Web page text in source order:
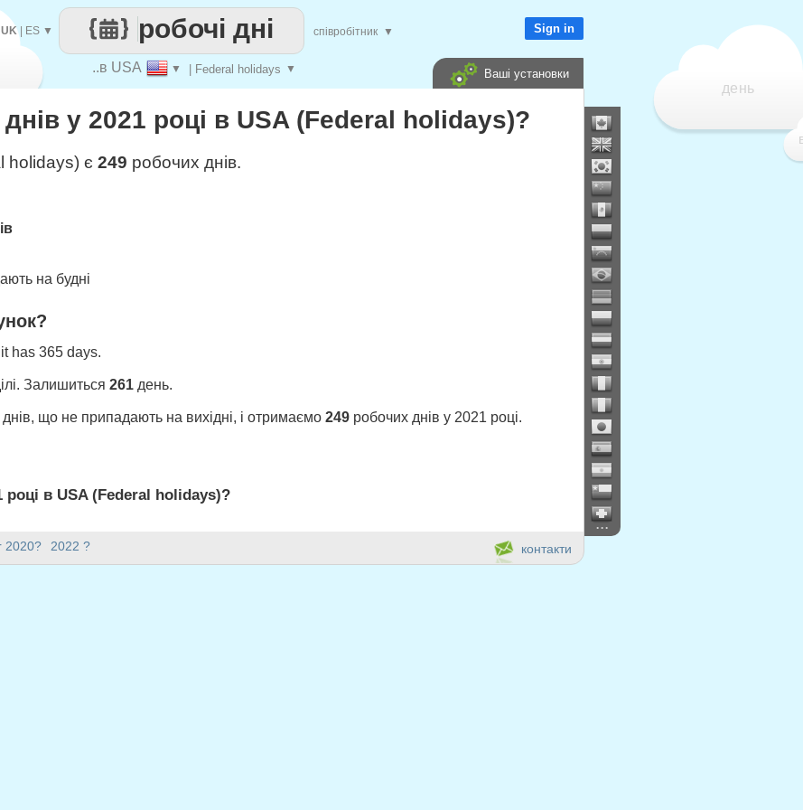
день
..в USA ▼ | Federal holidays ▼
робочі дні
UK| ES ▼ співробітник ▼ Sign in
Ваші установки
2020? 2022 ?
...
контакти
у 2021 році в USA (Federal holidays)?
holidays) є 249 робочих днів.
на будні
has 365 days.
Залишиться 261 день.
днів, що не припадають на вихідні, і отримаємо 249 робочих днів у 2021 році.
році в USA (Federal holidays)?
році?